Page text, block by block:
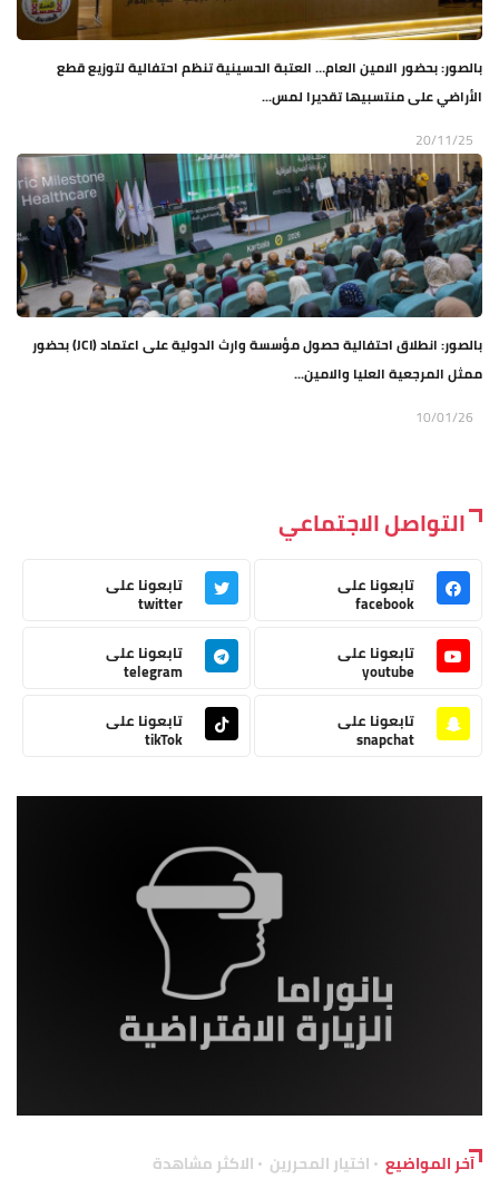
بالصور: بحضور الامين العام… العتبة الحسينية تنظم احتفالية لتوزيع قطع
الأراضي على منتسبيها تقديرا لمس...
20/11/25
بالصور: انطلاق احتفالية حصول مؤسسة وارث الدولية على اعتماد (JCI) بحضور
ممثل المرجعية العليا والامين...
10/01/26
التواصل الاجتماعي
تابعونا على
facebook
تابعونا على
twitter
تابعونا على
youtube
تابعونا على
telegram
تابعونا على
snapchat
تابعونا على
tikTok
آخر المواضيع اختيار المحررين الاكثر مشاهدة